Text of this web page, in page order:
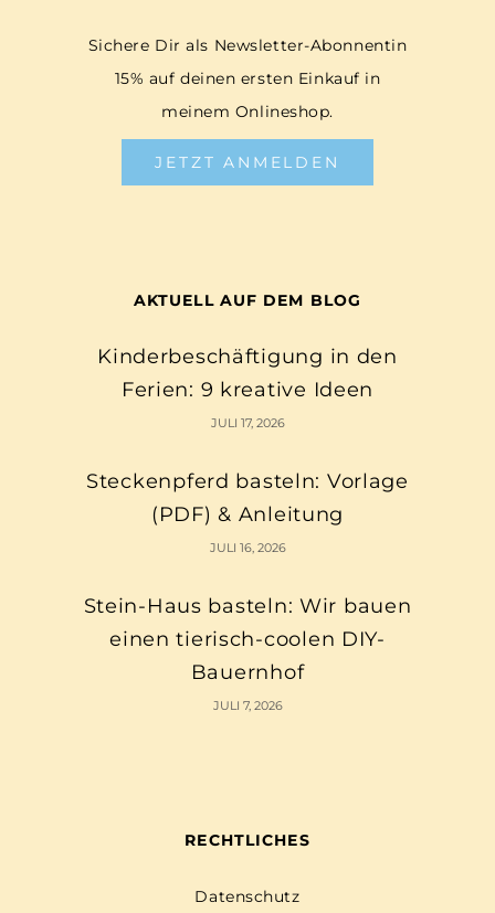
Sichere Dir als Newsletter-Abonnentin
15% auf deinen ersten Einkauf in
meinem Onlineshop.
JETZT ANMELDEN
AKTUELL AUF DEM BLOG
Kinderbeschäftigung in den
Ferien: 9 kreative Ideen
JULI 17, 2026
Steckenpferd basteln: Vorlage
(PDF) & Anleitung
JULI 16, 2026
Stein-Haus basteln: Wir bauen
einen tierisch-coolen DIY-
Bauernhof
JULI 7, 2026
RECHTLICHES
Datenschutz